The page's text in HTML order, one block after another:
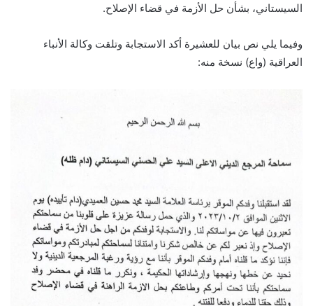
السيستاني، بشأن حل الأزمة في قضاء الإصلاح.
وفيما يلي نص بيان للعشيرة أكد الاستجابة وتلقت وكالة الأنباء
العراقية (واع) نسخة منه: